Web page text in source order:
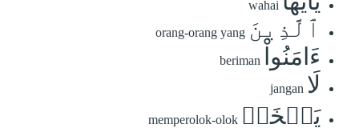
wahai
ٱلَّذِينَ orang-orang yang
ءَامَنُواْ beriman
لَا jangan
يَسۡخَرۡ memperolok-olok